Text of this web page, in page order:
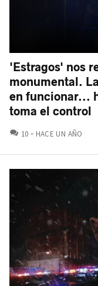
'Estragos' nos
monumental.
en funcionar...
toma el control
10 COMENTARIOS
HACE UN AÑO